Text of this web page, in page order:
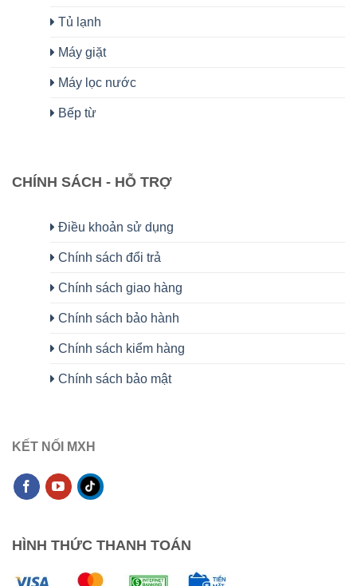
Tủ lạnh
Máy giặt
Máy lọc nước
Bếp từ
CHÍNH SÁCH - HỖ TRỢ
Điều khoản sử dụng
Chính sách đổi trả
Chính sách giao hàng
Chính sách bảo hành
Chính sách kiểm hàng
Chính sách bảo mật
KẾT NỐI MXH
HÌNH THỨC THANH TOÁN